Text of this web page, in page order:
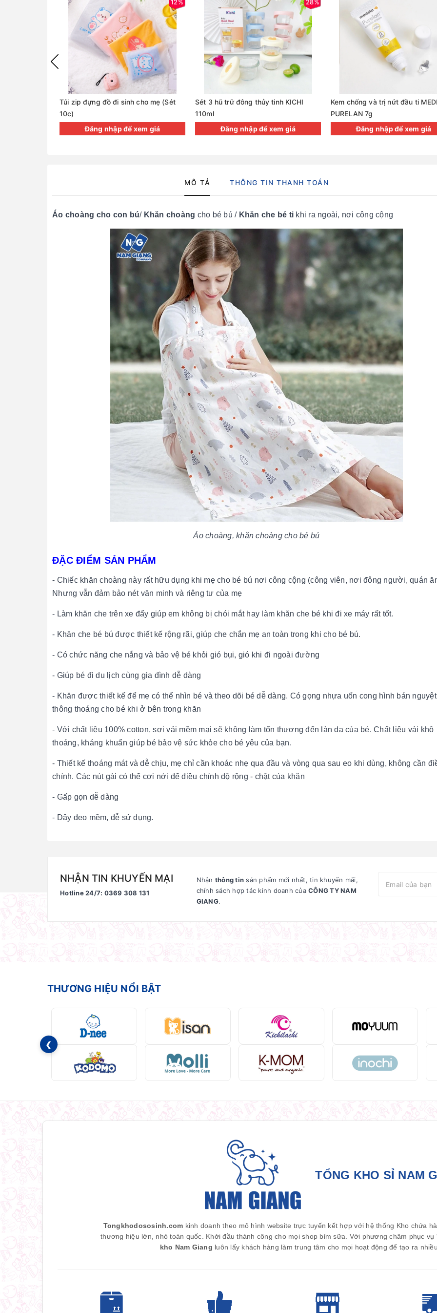
12%
Túi zip đựng đồ đi sinh cho mẹ (Sét
10c)
Đăng nhập để xem giá
28%
Sét 3 hũ trữ đông thủy tinh KICHI
110ml
Đăng nhập để xem giá
Kem chống và trị nứt đầu ti
PURELAN 7g
Đăng nhập để xem giá
MÔ TẢ THÔNG TIN THANH TOÁN
Áo choàng cho con bú/ Khăn choàng cho bé bú /Khăn che bé ti khi ra ngoài, nơi công cộng
Áo choàng, khăn choàng cho bé bú
ĐẶC ĐIỂM SẢN PHẨM
- Chiếc khăn choàng này rất hữu dụng khi mẹ cho bé bú nơi công cộng (công viên, nơi đông người, quán
Nhưng vẫn đảm bảo nét văn minh và riêng tư của mẹ
- Làm khăn che trên xe đẩy giúp em không bị chói mắt hay làm khăn che bé khi đi xe máy rất tốt.
- Khăn che bé bú được thiết kế rộng rãi, giúp che chắn mẹ an toàn trong khi cho bé bú.
- Có chức năng che nắng và bảo vệ bé khỏi gió bụi, gió khi đi ngoài đường
- Giúp bé đi du lịch cùng gia đình dễ dàng
- Khăn được thiết kế để mẹ có thể nhìn bé và theo dõi bé dễ dàng. Có gọng nhựa uốn cong hình bán
thông thoáng cho bé khi ở bên trong khăn
- Với chất liệu 100% cotton, sợi vải mềm mại sẽ không làm tổn thương đến làn da của bé. Chất liệu vải khô
thoáng, kháng khuẩn giúp bé bảo vệ sức khỏe cho bé yêu của bạn.
- Thiết kế thoáng mát và dễ chịu, mẹ chỉ cần khoác nhẹ qua đầu và vòng qua sau eo khi dùng, không cần
chỉnh. Các nút gài có thể cơi nới để điều chỉnh độ rộng - chật của khăn
- Gấp gọn dễ dàng
- Dây đeo mềm, dễ sử dụng.
NHẬN TIN KHUYẾN MẠI
Hotline 24/7: 0369 308 131
Nhận thông tin sản phẩm mới nhất, tin khuyến mãi,
chính sách hợp tác kinh doanh của CÔNG TY NAM
GIANG.
THƯƠNG HIỆU NỔI BẬT
❮
TỔNG KHO SỈ NAM
Tongkhodososinh.com kinh doanh theo mô hình website trực tuyến kết hợp với hệ thống Kho chứa
thương hiệu lớn, nhỏ toàn quốc. Khởi đầu thành công cho mọi shop bỉm sữa. Với phương châm phục
kho Nam Giang luôn lấy khách hàng làm trung tâm cho mọi hoạt động để tạo ra